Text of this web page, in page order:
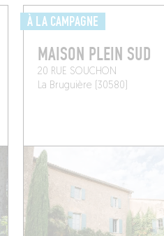
À LA CAMPAGNE
MAISON PLEIN SUD
20 RUE SOUCHON
La Bruguière (30580)